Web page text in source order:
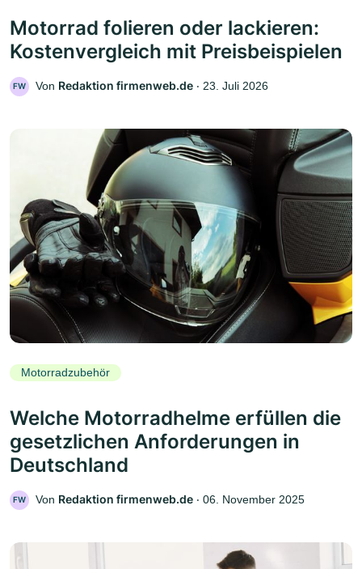
Motorrad folieren oder lackieren:
Kostenvergleich mit Preisbeispielen
FW Von Redaktion firmenweb.de ‧ 23. Juli 2026
Motorradzubehör
Welche Motorradhelme erfüllen die
gesetzlichen Anforderungen in
Deutschland
FW Von Redaktion firmenweb.de ‧ 06. November 2025